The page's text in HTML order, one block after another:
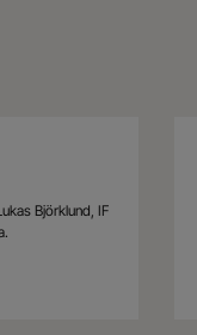
Björklund, IF